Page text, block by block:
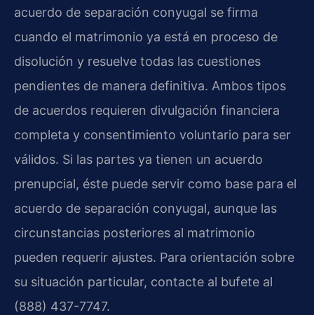
acuerdo de separación conyugal se firma
cuando el matrimonio ya está en proceso de
disolución y resuelve todas las cuestiones
pendientes de manera definitiva. Ambos tipos
de acuerdos requieren divulgación financiera
completa y consentimiento voluntario para ser
válidos. Si las partes ya tienen un acuerdo
prenupcial, éste puede servir como base para el
acuerdo de separación conyugal, aunque las
circunstancias posteriores al matrimonio
pueden requerir ajustes. Para orientación sobre
su situación particular, contacte al bufete al
(888) 437-7747.